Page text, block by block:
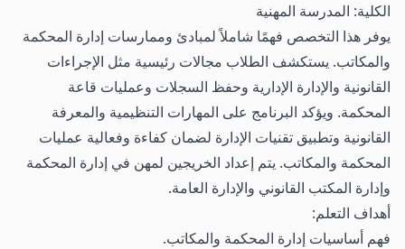
الكلية: المدرسة المهنية
يوفر هذا التخصص فهمًا شاملاً لمبادئ وممارسات إدارة المحكمة
والمكاتب. يستكشف الطلاب مجالات رئيسية مثل الإجراءات
القانونية والإدارة الإدارية وحفظ السجلات وعمليات قاعة
المحكمة. ويؤكد البرنامج على المهارات التنظيمية والمعرفة
القانونية وتطبيق تقنيات الإدارة لضمان كفاءة وفعالية عمليات
المحكمة والمكاتب. يتم إعداد الخريجين لمهن في إدارة المحكمة
وإدارة المكتب القانوني والإدارة العامة.
أهداف التعلم:
فهم أساسيات إدارة المحكمة والمكاتب.